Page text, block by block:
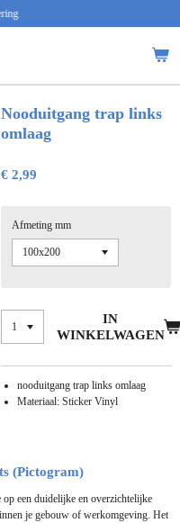
Nooduitgang trap links
omlaag
€ 2,99
Afmeting mm
IN
WINKELWAGEN
nooduitgang trap links omlaag
Materiaal: Sticker Vinyl
(Pictogram)
op een duidelijke en overzichtelijke
je gebouw of werkomgeving. Het